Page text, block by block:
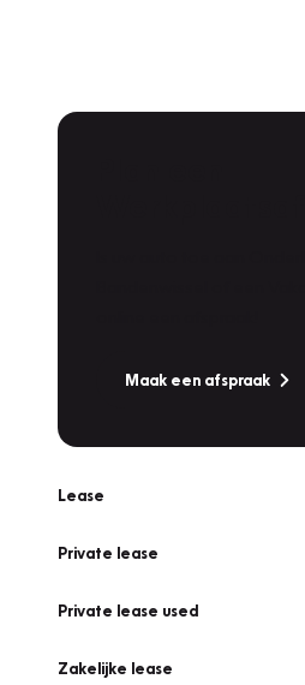
Maak een afspraak
Lease
Private lease
Private lease used
Zakelijke lease